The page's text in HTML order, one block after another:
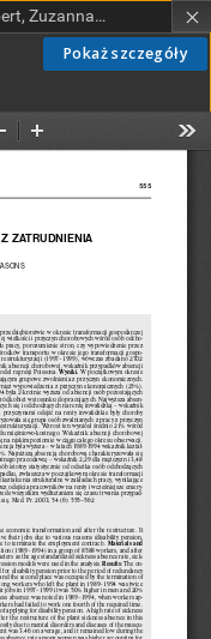
Pokaż szczegóły
Szubert, Zuzanna; Sobala, Wojciech